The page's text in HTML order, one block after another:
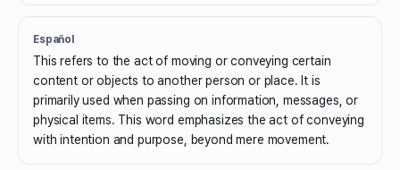
Español
This refers to the act of moving or conveying certain
content or objects to another person or place. It is
primarily used when passing on information, messages, or
physical items. This word emphasizes the act of conveying
with intention and purpose, beyond mere movement.